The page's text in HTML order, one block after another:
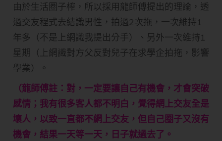
由於生活圈子榨，所以採用龍師傅提出的理論，透
過交友程式去結識男性，拍過2次拖，一次維持1
年多（不是上網識我提出分手）、另外一次維持1
星期（上網識對方父反對兒子在求學企拍拖，影響
學業）。
（龍師傅註：對，一定要讓自己有機會，才會突破
感情；我有很多客人都不明白，覺得網上交友全是
壞人，以致一直都不網上交友，但自己圈子又沒有
機會，結果一天等一天，日子就過去了。